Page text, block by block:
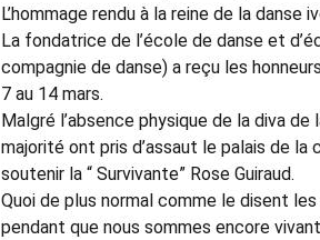
L’hommage rendu à la reine de la danse
La fondatrice de l’école de danse et
compagnie de danse) a reçu les
7 au 14 mars.
Malgré l’absence physique de la diva
majorité ont pris d’assaut le palais de
soutenir la “ Survivante” Rose Guiraud.
Quoi de plus normal comme le disent
pendant que nous sommes encore